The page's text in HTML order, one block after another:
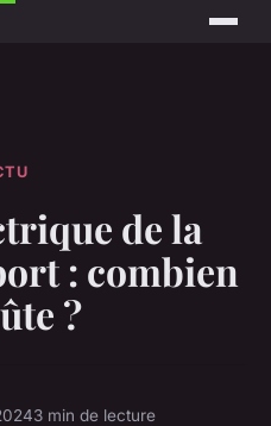
de la
: combien
?
3 min de lecture